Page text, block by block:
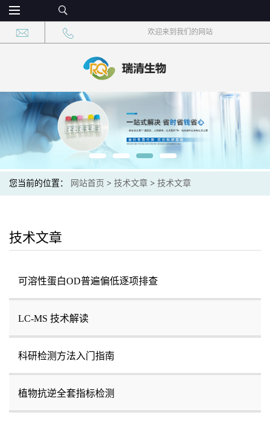
欢迎来到我们的网站
您当前的位置： 网站首页 > 技术文章 > 技术文章
技术文章
可溶性蛋白OD普遍偏低逐项排查
LC-MS 技术解读
科研检测方法入门指南
植物抗逆全套指标检测